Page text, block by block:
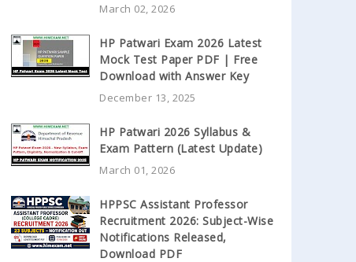
March 02, 2026
HP Patwari Exam 2026 Latest
Mock Test Paper PDF | Free
Download with Answer Key
December 13, 2025
HP Patwari 2026 Syllabus &
Exam Pattern (Latest Update)
March 01, 2026
HPPSC Assistant Professor
Recruitment 2026: Subject-Wise
Notifications Released,
Download PDF